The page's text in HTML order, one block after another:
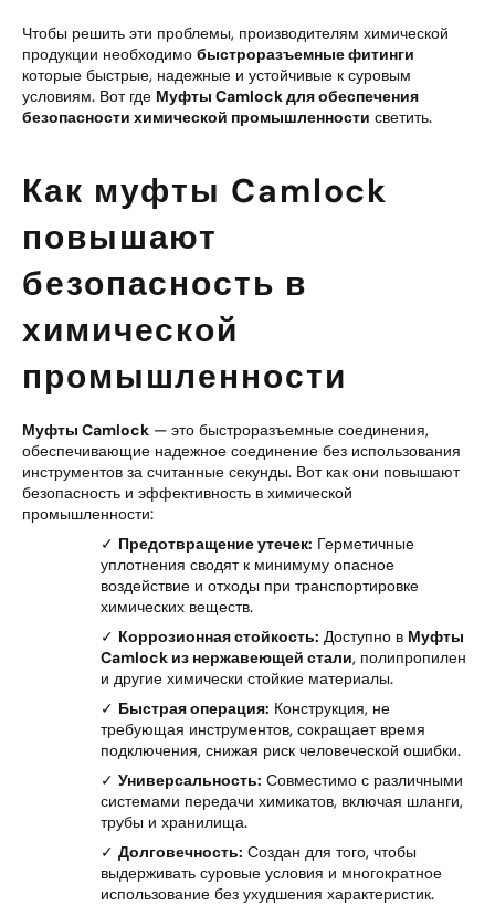
Чтобы решить эти проблемы, производителям химической
продукции необходимо быстроразъемные фитинги
которые быстрые, надежные и устойчивые к суровым
условиям. Вот где Муфты Camlock для обеспечения
безопасности химической промышленности светить.
Как муфты Camlock
повышают
безопасность в
химической
промышленности
Муфты Camlock — это быстроразъемные соединения,
обеспечивающие надежное соединение без использования
инструментов за считанные секунды. Вот как они повышают
безопасность и эффективность в химической
промышленности:
✓ Предотвращение утечек: Герметичные
уплотнения сводят к минимуму опасное
воздействие и отходы при транспортировке
химических веществ.
✓ Коррозионная стойкость: Доступно в Муфты
Camlock из нержавеющей стали, полипропилен
и другие химически стойкие материалы.
✓ Быстрая операция: Конструкция, не
требующая инструментов, сокращает время
подключения, снижая риск человеческой ошибки.
✓Универсальность: Совместимо с различными
системами передачи химикатов, включая шланги,
трубы и хранилища.
✓Долговечность: Создан для того, чтобы
выдерживать суровые условия и многократное
использование без ухудшения характеристик.